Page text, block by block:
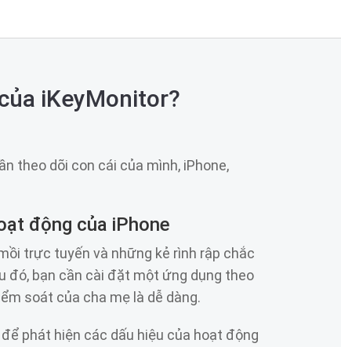
iKeyMonitor?
theo dõi con cái của mình, iPhone,
động của iPhone
trực tuyến và những kẻ rình rập chắc
đó, bạn cần cài đặt một ứng dụng theo
soát của cha mẹ là dễ dàng.
phát hiện các dấu hiệu của hoạt động